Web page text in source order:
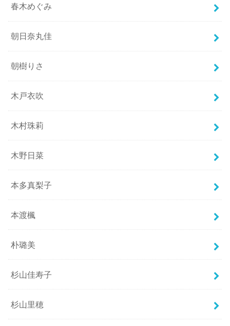
春木めぐみ
朝日奈丸佳
朝樹りさ
木戸衣吹
木村珠莉
木野日菜
本多真梨子
本渡楓
朴璐美
杉山佳寿子
杉山里穂